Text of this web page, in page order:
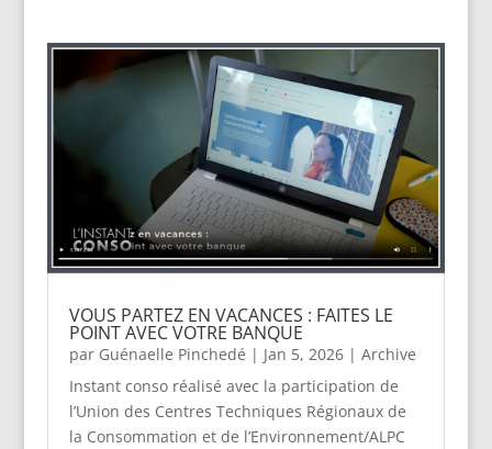
VOUS PARTEZ EN VACANCES : FAITES LE
POINT AVEC VOTRE BANQUE
par Guénaelle Pinchedé | Jan 5, 2026| Archive
Instant conso réalisé avec la participation de
l’Union des Centres Techniques Régionaux de
la Consommation et de l’Environnement/ALPC